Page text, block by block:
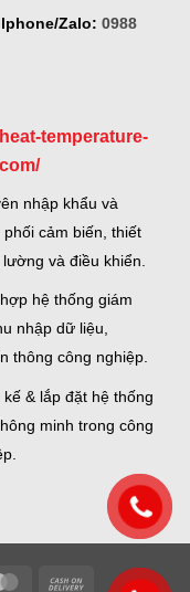
Zalo: 0988
temperature-
nhập khẩu và
phối cảm biến, thiết
lường và điều khiển.
hệ thống giám
nhập dữ liệu,
thông công nghiệp.
kế & lắp đặt hệ thống
minh trong công
MasterCardCash